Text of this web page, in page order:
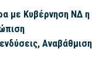
με Κυβέρνηση ΝΔ η
Αναβάθμιση